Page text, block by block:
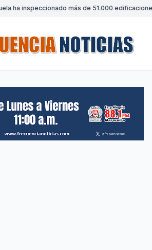
ha inspeccionado más de 51.000